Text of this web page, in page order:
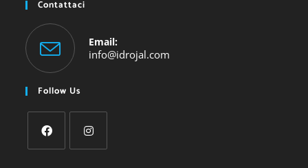
Contattaci
Email:
info@idrojal.com
Follow Us